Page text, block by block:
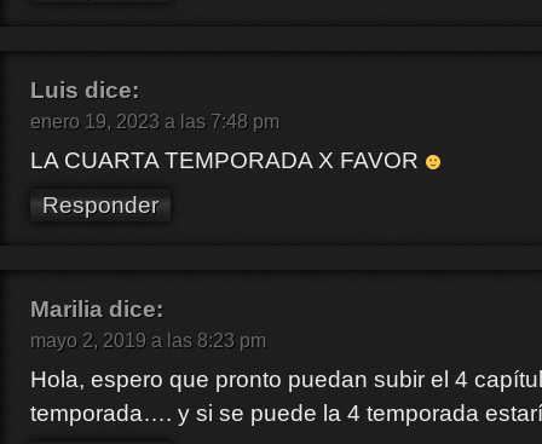
Luis dice:
enero 19, 2023 a las 7:48 pm
LA CUARTA TEMPORADA X FAVOR
Responder
Marilia dice:
mayo 2, 2019 a las 8:23 pm
Hola, espero que pronto puedan subir el 4
temporada…. y si se puede la 4 temporada